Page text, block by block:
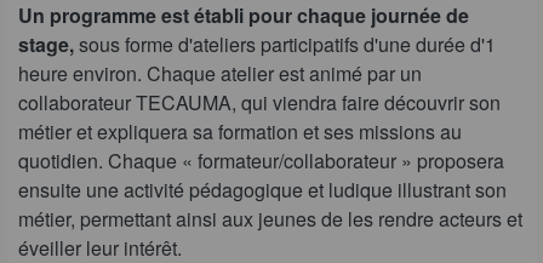
Un programme est établi pour chaque journée de
stage,sous forme d'ateliers participatifs d'une durée d'1
heure environ. Chaque atelier est animé par un
collaborateur TECAUMA, qui viendra faire découvrir son
métier et expliquera sa formation et ses missions au
quotidien. Chaque « formateur/collaborateur » proposera
ensuite une activité pédagogique et ludique illustrant son
métier, permettant ainsi aux jeunes de les rendre acteurs et
éveiller leur intérêt.